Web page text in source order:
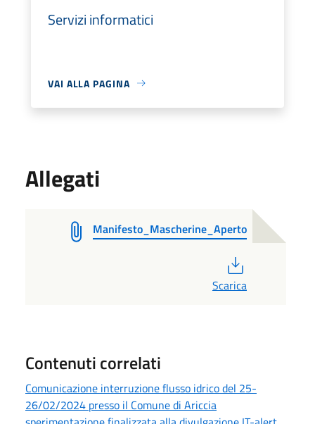
Servizi informatici
VAI ALLA PAGINA
Allegati
Manifesto_Mascherine_Aperto
Scarica
Contenuti correlati
Comunicazione interruzione flusso idrico del 25-
26/02/2024 presso il Comune di Ariccia